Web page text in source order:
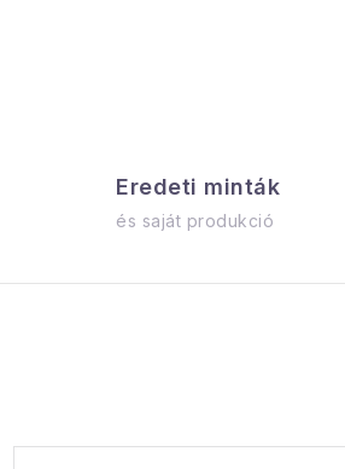
Eredeti minták
és saját produkció